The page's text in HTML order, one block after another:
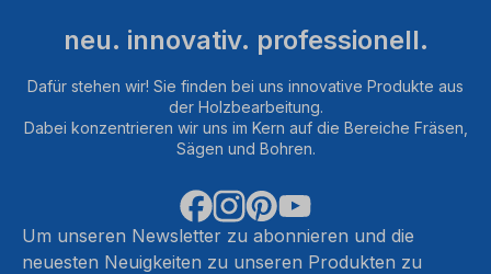
neu. innovativ. professionell.
Dafür stehen wir! Sie finden bei uns innovative Produkte aus
der Holzbearbeitung.
Dabei konzentrieren wir uns im Kern auf die Bereiche Fräsen,
Sägen und Bohren.
Um unseren Newsletter zu abonnieren und die
neuesten Neuigkeiten zu unseren Produkten zu